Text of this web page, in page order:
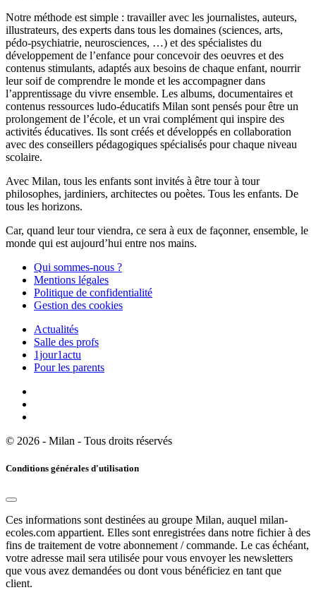
Notre méthode est simple : travailler avec les journalistes, auteurs,
illustrateurs, des experts dans tous les domaines (sciences, arts,
pédo-psychiatrie, neurosciences, …) et des spécialistes du
développement de l’enfance pour concevoir des oeuvres et des
contenus stimulants, adaptés aux besoins de chaque enfant, nourrir
leur soif de comprendre le monde et les accompagner dans
l’apprentissage du vivre ensemble. Les albums, documentaires et
contenus ressources ludo-éducatifs Milan sont pensés pour être un
prolongement de l’école, et un vrai complément qui inspire des
activités éducatives. Ils sont créés et développés en collaboration
avec des conseillers pédagogiques spécialisés pour chaque niveau
scolaire.
Avec Milan, tous les enfants sont invités à être tour à tour
philosophes, jardiniers, architectes ou poètes. Tous les enfants. De
tous les horizons.
Car, quand leur tour viendra, ce sera à eux de façonner, ensemble, le
monde qui est aujourd’hui entre nos mains.
Qui sommes-nous ?
Mentions légales
Politique de confidentialité
Gestion des cookies
Actualités
Salle des profs
1jour1actu
Pour les parents
© 2026 - Milan - Tous droits réservés
Conditions générales d'utilisation
Ces informations sont destinées au groupe Milan, auquel milan-
ecoles.com appartient. Elles sont enregistrées dans notre fichier à des
fins de traitement de votre abonnement / commande. Le cas échéant,
votre adresse mail sera utilisée pour vous envoyer les newsletters
que vous avez demandées ou dont vous bénéficiez en tant que
client.